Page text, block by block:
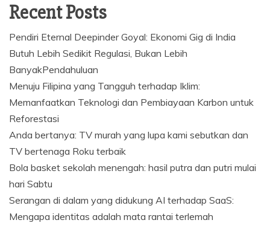
Recent Posts
Pendiri Eternal Deepinder Goyal: Ekonomi Gig di India
Butuh Lebih Sedikit Regulasi, Bukan Lebih
BanyakPendahuluan
Menuju Filipina yang Tangguh terhadap Iklim:
Memanfaatkan Teknologi dan Pembiayaan Karbon untuk
Reforestasi
Anda bertanya: TV murah yang lupa kami sebutkan dan
TV bertenaga Roku terbaik
Bola basket sekolah menengah: hasil putra dan putri mulai
hari Sabtu
Serangan di dalam yang didukung AI terhadap SaaS:
Mengapa identitas adalah mata rantai terlemah